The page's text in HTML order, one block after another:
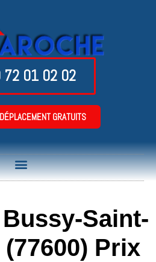
72 01 02 02
GRATUITS
Saint-
Prix